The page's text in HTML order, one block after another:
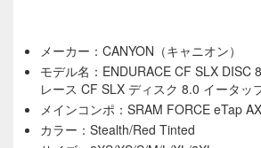
メーカー：CANYON（キャニオン）
モデル名：ENDURACE CF SLX DISC
レース CF SLX ディスク 8.0 イータップ
メインコンポ：SRAM FORCE eTap
カラー：Stealth/Red Tinted